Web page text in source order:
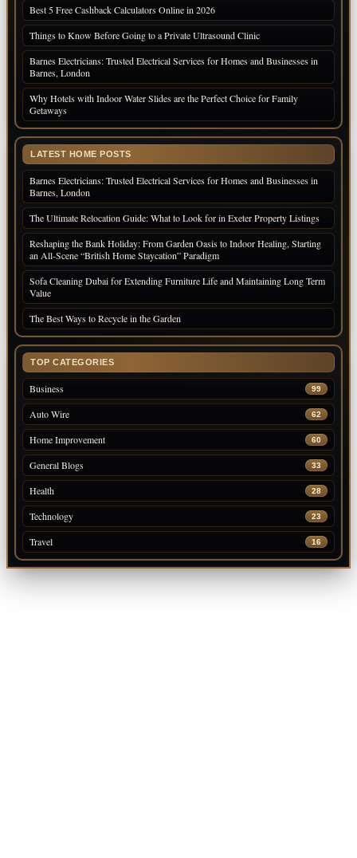
Best 5 Free Cashback Calculators Online in 2026
Things to Know Before Going to a Private Ultrasound Clinic
Barnes Electricians: Trusted Electrical Services for Homes and Businesses in
Barnes, London
Why Hotels with Indoor Water Slides are the Perfect Choice for Family
Getaways
LATEST HOME POSTS
Barnes Electricians: Trusted Electrical Services for Homes and Businesses in
Barnes, London
The Ultimate Relocation Guide: What to Look for in Exeter Property Listings
Reshaping the Bank Holiday: From Garden Oasis to Indoor Healing, Starting
an All-Scene “British Home Staycation” Paradigm
Sofa Cleaning Dubai for Extending Furniture Life and Maintaining Long Term
Value
The Best Ways to Recycle in the Garden
TOP CATEGORIES
Business 99
Auto Wire 62
Home Improvement 60
General Blogs 33
Health 28
Technology 23
Travel 16